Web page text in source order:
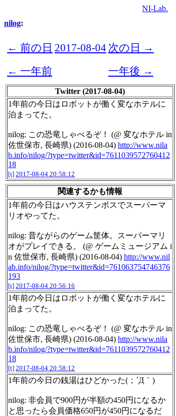
NI-Lab.
nilog:
← 前の日 2017-08-04 次の日 →
← 一年前
一年後 →
Twitter (2017-08-04)
1年前の今日はロボットが働く変なホテルに
泊まってた。
nilog: この恐竜しゃべるぞ！ (@ 変なホテル in
佐世保市, 長崎県) (2016-08-04) http://www.nila
b.info/nilog/?type=twitter&id=7611039572760412
18
[t] 2017-08-04 20:58:12
関連するかも情報
1年前の今日はハウステンボスでスーパーマ
リオやってた。
nilog: 昔ながらのゲーム筐体。スーパーマリ
オがプレイできる。 (@ ゲームミュージアム i
n 佐世保市, 長崎県) (2016-08-04) http://www.nil
ab.info/nilog/?type=twitter&id=761063754746376
193
[t] 2017-08-04 20:56:16
1年前の今日はロボットが働く変なホテルに
泊まってた。
nilog: この恐竜しゃべるぞ！ (@ 変なホテル in
佐世保市, 長崎県) (2016-08-04) http://www.nila
b.info/nilog/?type=twitter&id=7611039572760412
18
[t] 2017-08-04 20:58:12
1年前の今日の銭湯はひどかった(；´Д｀)
nilog: 非会員で900円が半額の450円になるか
と思ったら会員価格650円が450円になるだ